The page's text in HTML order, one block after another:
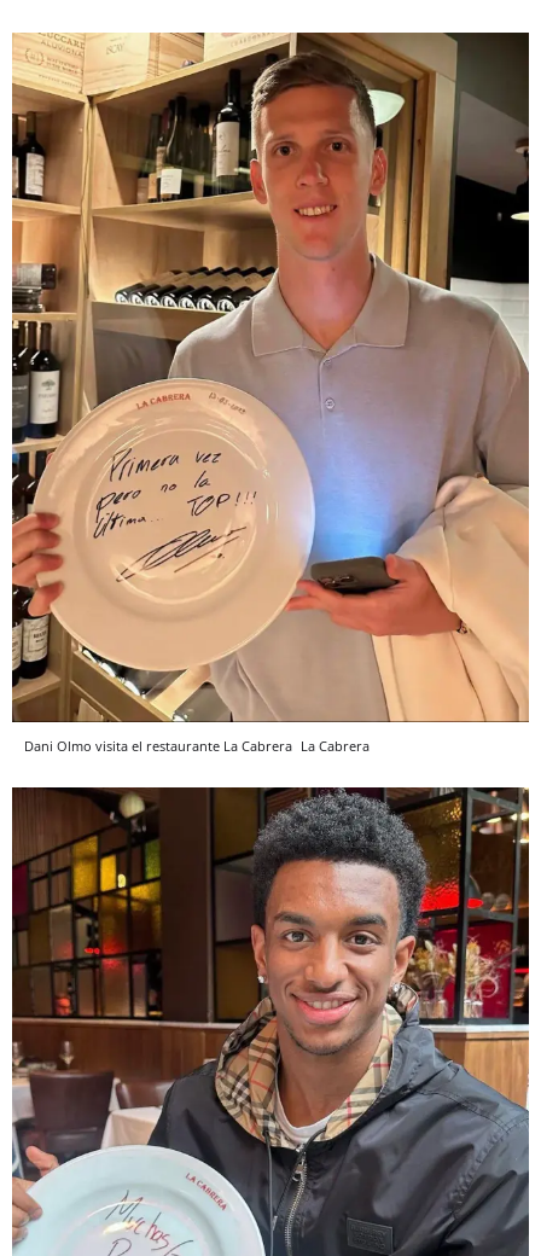
Dani Olmo visita el restaurante La Cabrera La Cabrera